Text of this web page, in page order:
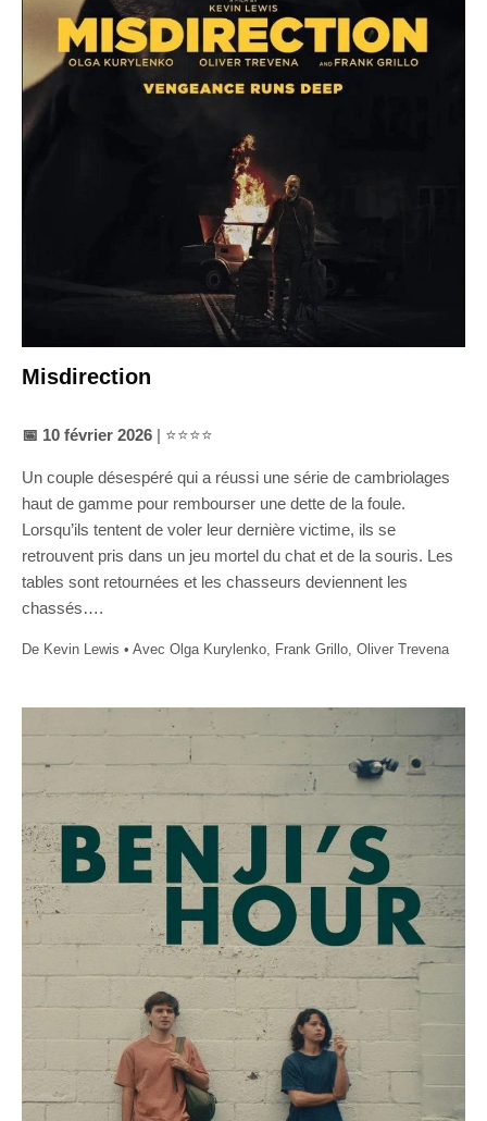
Misdirection
📅 10 février 2026 | ⭐⭐⭐⭐
Un couple désespéré qui a réussi une série de cambriolages
haut de gamme pour rembourser une dette de la foule.
Lorsqu’ils tentent de voler leur dernière victime, ils se
retrouvent pris dans un jeu mortel du chat et de la souris. Les
tables sont retournées et les chasseurs deviennent les
chassés….
De Kevin Lewis • Avec Olga Kurylenko, Frank Grillo, Oliver Trevena